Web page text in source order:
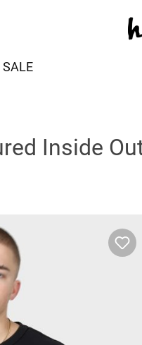
SALE
Inside